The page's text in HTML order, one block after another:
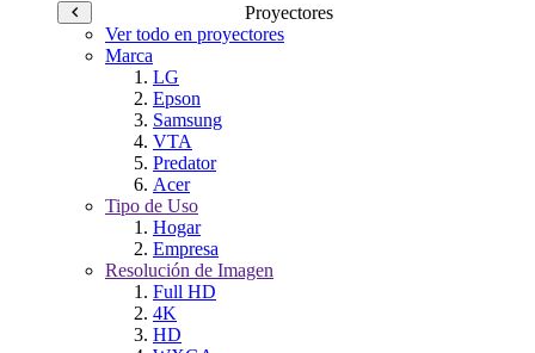
Proyectores
Ver todo en proyectores
Marca
LG
Epson
Samsung
VTA
Predator
Acer
Tipo de Uso
Hogar
Empresa
Resolución de Imagen
Full HD
4K
HD